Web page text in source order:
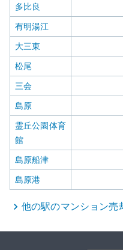
多比良
有明湯江
大三東
松尾
三会
島原
霊丘公園体育
館
島原船津
島原港
他の駅のマンション売